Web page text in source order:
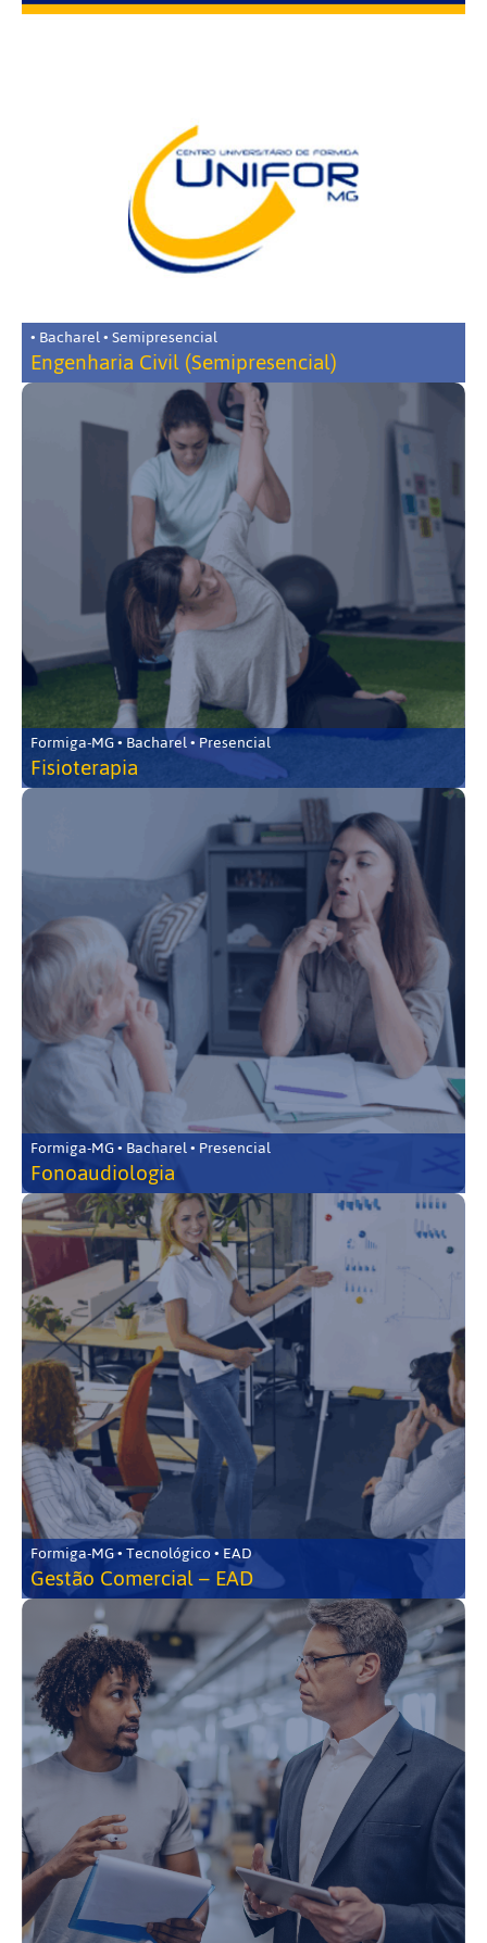
• Bacharel • Semipresencial
Engenharia Civil (Semipresencial)
Formiga-MG • Bacharel • Presencial
Fisioterapia
Formiga-MG • Bacharel • Presencial
Fonoaudiologia
Formiga-MG • Tecnológico • EAD
Gestão Comercial – EAD